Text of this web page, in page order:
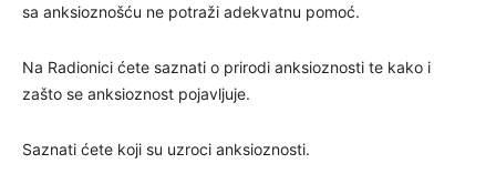
sa anksioznošću ne potraži adekvatnu pomoć.
Na Radionici ćete saznati o prirodi anksioznosti te kako i
zašto se anksioznost pojavljuje.
Saznati ćete koji su uzroci anksioznosti.